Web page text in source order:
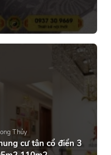
Thủy
cư tân cổ điển 3